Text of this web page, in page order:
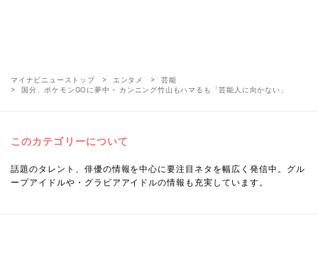
マイナビニューストップ エンタメ
芸能
国分、ポケモンGOに夢中 - カンニング竹山もハマるも「芸能人に向かない」
このカテゴリーについて
話題のタレント、俳優の情報を中心に要注目ネタを幅広く発信中。グル
ープアイドルや・グラビアアイドルの情報も充実しています。